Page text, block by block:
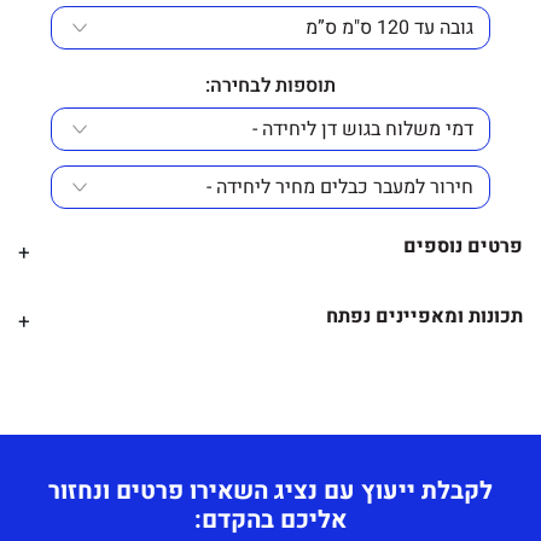
תוספות לבחירה:
פרטים נוספים
+
תוספות לבחירה–
תכונות ומאפיינים נפתח
+
דלפק מפואר
ואיכותי לעבודה יום יומית.
דלפק הקבלה נותן מענה יעיל ואיכותי לקבלת קהל ולפרטיות
לקבלת ייעוץ עם נציג השאירו פרטים ונחזור
אליכם בהקדם: